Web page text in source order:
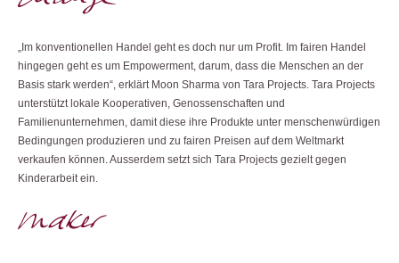
„Im konventionellen Handel geht es doch nur um Profit. Im fairen Handel
hingegen geht es um Empowerment, darum, dass die Menschen an der
Basis stark werden“, erklärt Moon Sharma von Tara Projects. Tara Projects
unterstützt lokale Kooperativen, Genossenschaften und
Familienunternehmen, damit diese ihre Produkte unter menschenwürdigen
Bedingungen produzieren und zu fairen Preisen auf dem Weltmarkt
verkaufen können. Ausserdem setzt sich Tara Projects gezielt gegen
Kinderarbeit ein.